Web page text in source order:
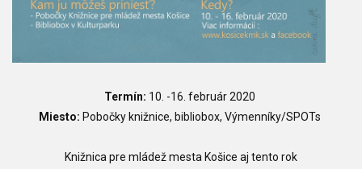
Termín: 10. -16. február 2020
Miesto: Pobočky knižnice, bibliobox, Výmenníky/SPOTs
Knižnica pre mládež mesta Košice aj tento rok